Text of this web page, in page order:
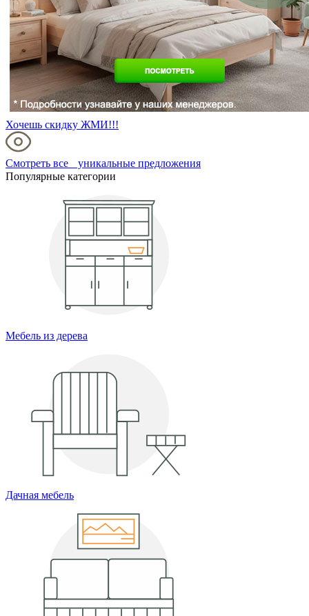
Хочешь скидку ЖМИ!!!
Смотреть все уникальные предложения
Популярные категории
Мебель из дерева
Дачная мебель